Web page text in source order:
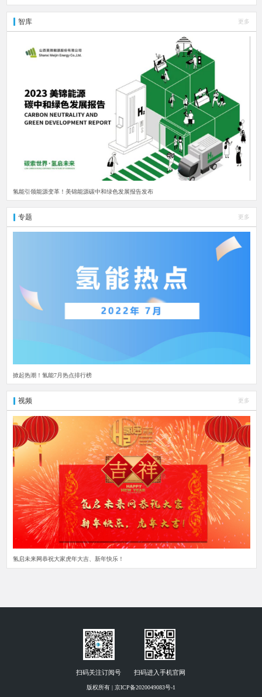
智库 更多
氢能引领能源变革！美锦能源碳中和绿色发展报告发布
专题 更多
掀起热潮！氢能7月热点排行榜
视频 更多
氢启未来网恭祝大家虎年大吉、新年快乐！
扫码关注订阅号 扫码进入手机官网
版权所有 | 京ICP备2020049083号-1